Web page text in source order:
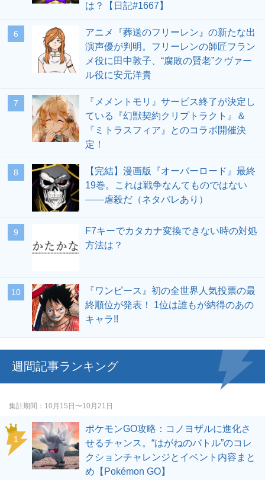
は？【日記#1667】
アニメ『葬送のフリーレン』の新たな出
演声優が判明。フリーレンの師匠フラン
メ役に田中敦子、“腐敗の賢老”クヴァー
ル役に安元洋貴
『メメントモリ』サービス終了が決定し
ている『幻獣契約クリプトラクト』＆
『ミトラスフィア』とのコラボ開催決
定！
【完結】漫画版『オーバーロード』最終
19巻。これは戦争なんてものではない
――虐殺だ（ネタバレあり）
F7キーでカタカナ変換できない時の対処
方法は？
『ワンピース』初の全世界人気投票の最
終順位が発表！ 1位は誰もが納得のあの
キャラ!!
週間記事ランキング
集計期間 10月15日〜10月21日
ポケモンGO攻略：コノヨザルに進化さ
せるチャンス。“はがねのバトル”のコレ
クションチャレンジとイベント内容まと
め【Pokémon GO】